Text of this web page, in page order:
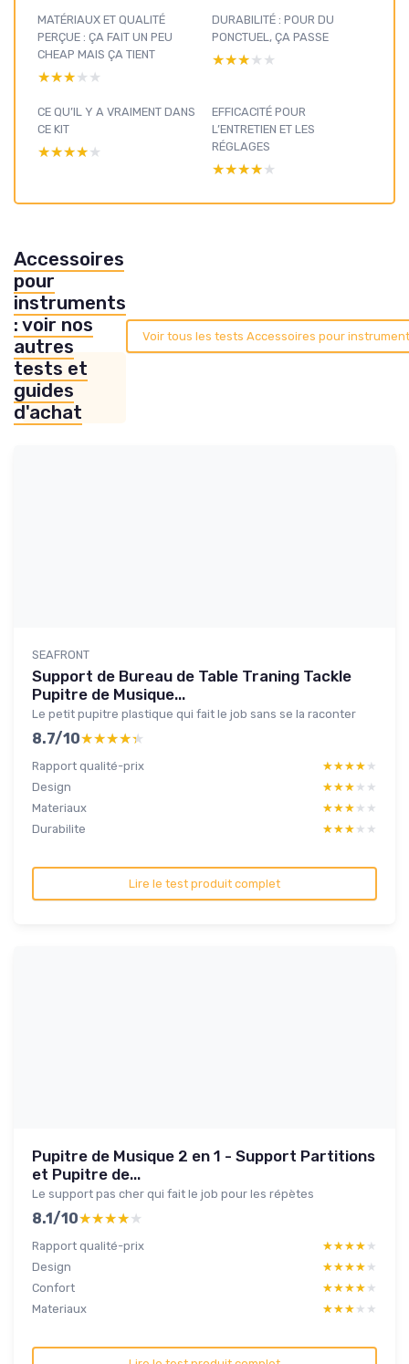
MATÉRIAUX ET QUALITÉ
PERÇUE : ÇA FAIT UN PEU
CHEAP MAIS ÇA TIENT
★★★★★
★★★★★
DURABILITÉ : POUR DU
PONCTUEL, ÇA PASSE
★★★★★
★★★★★
CE QU’IL Y A VRAIMENT DANS
CE KIT
★★★★★
★★★★★
EFFICACITÉ POUR
L’ENTRETIEN ET LES
RÉGLAGES
★★★★★
★★★★★
Accessoires
pour
instruments
: voir nos
autres
tests et
guides
d'achat
Voir tous les tests Accessoires pour
SEAFRONT
Support de Bureau de Table Traning Tackle
Pupitre de Musique...
Le petit pupitre plastique qui fait le job sans se la raconter
8.7/10★★★★★
★★★★★
Rapport qualité-prix ★★★★★
★★★★★
Design
★★★★★
★★★★★
Materiaux
★★★★★
★★★★★
Durabilite
★★★★★
★★★★★
Lire le test produit complet
Pupitre de Musique 2 en 1 - Support Partitions
et Pupitre de...
Le support pas cher qui fait le job pour les répètes
8.1/10★★★★★
★★★★★
Rapport qualité-prix ★★★★★
★★★★★
Design
★★★★★
★★★★★
Confort
★★★★★
★★★★★
Materiaux
★★★★★
★★★★★